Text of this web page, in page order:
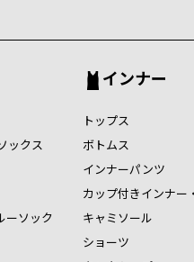
ックス
ーソック
インナー
トップス
ボトムス
インナーパンツ
カップ付きインナー
キャミソール
ショーツ